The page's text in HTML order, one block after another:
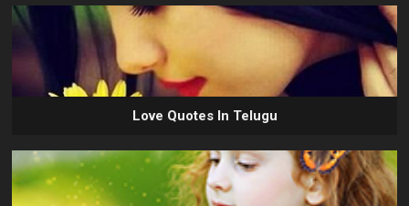
Love Quotes In Telugu